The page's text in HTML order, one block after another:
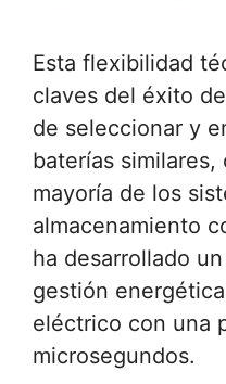
Esta flexibilidad
claves del éxito
de seleccionar y
baterías
mayoría de los
almacenamiento
ha desarrollado
gestión
eléctrico con una
microsegundos.